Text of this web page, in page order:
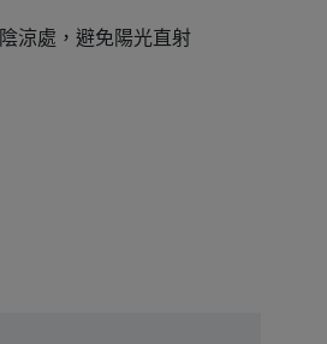
涼處，避免陽光直射